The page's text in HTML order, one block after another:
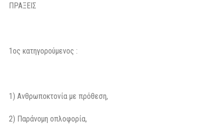
ΠΡΑΞΕΙΣ
1ος κατηγορούμενος :
1) Ανθρωποκτονία με πρόθεση,
2) Παράνομη οπλοφορία,